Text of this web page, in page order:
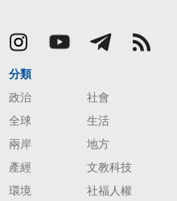
分類
政治
社會
全球
生活
兩岸
地方
產經
文教科技
環境
社福人權